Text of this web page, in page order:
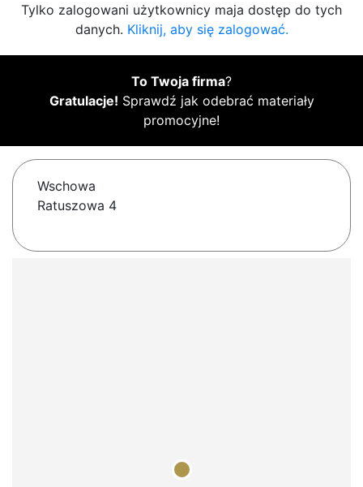
Tylko zalogowani użytkownicy maja dostęp do tych
danych. Kliknij, aby się zalogować.
To Twoja firma?
Gratulacje! Sprawdź jak odebrać materiały
promocyjne!
Wschowa
Ratuszowa 4